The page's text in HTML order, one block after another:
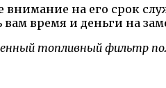
внимание на его срок
время и деньги на
топливный фильтр